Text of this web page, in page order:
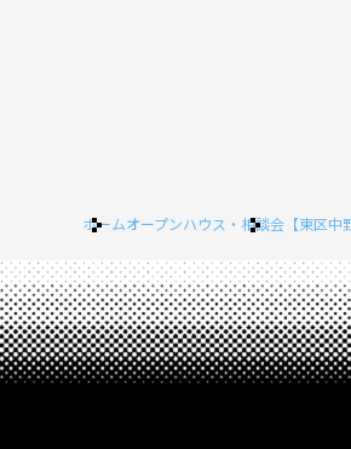
ホームオープンハウス・相談会【東区中